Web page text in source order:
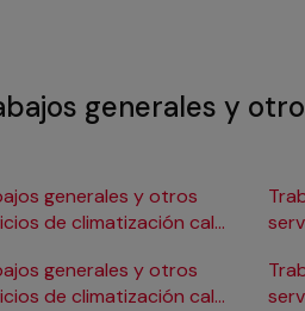
generales y
generales y otros
de climatización calor
generales y otros
de climatización calor